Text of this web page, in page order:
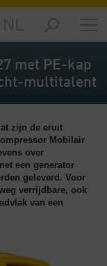
met PE-kap
multitalent
zijn de eruit
Mobilair
over
een generator
geleverd. Voor
verrijdbare, ook
van een